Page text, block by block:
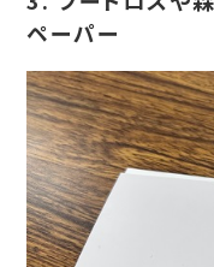
ペーパー